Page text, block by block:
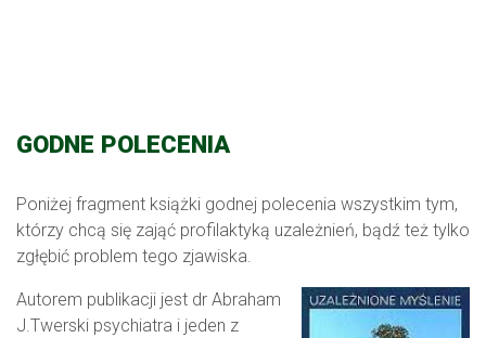
GODNE POLECENIA
Poniżej fragment książki godnej polecenia wszystkim tym,
którzy chcą się zająć profilaktyką uzależnień, bądź też tylko
zgłębić problem tego zjawiska.
Autorem publikacji jest dr Abraham
J.Twerski psychiatra i jeden z